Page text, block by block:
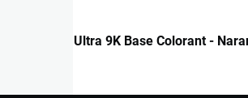
Ultra 9K Base Colorant -